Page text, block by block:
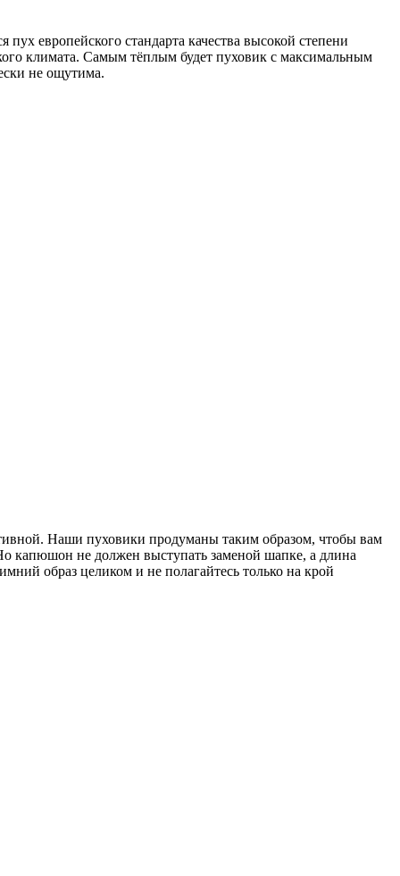
европейского стандарта качества высокой степени
климата. Самым тёплым будет пуховик с максимальным
не ощутима.
Наши пуховики продуманы таким образом, чтобы вам
капюшон не должен выступать заменой шапке, а длина
образ целиком и не полагайтесь только на крой